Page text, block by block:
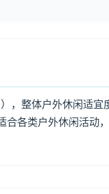
整体户外休闲适宜
合各类户外休闲活动